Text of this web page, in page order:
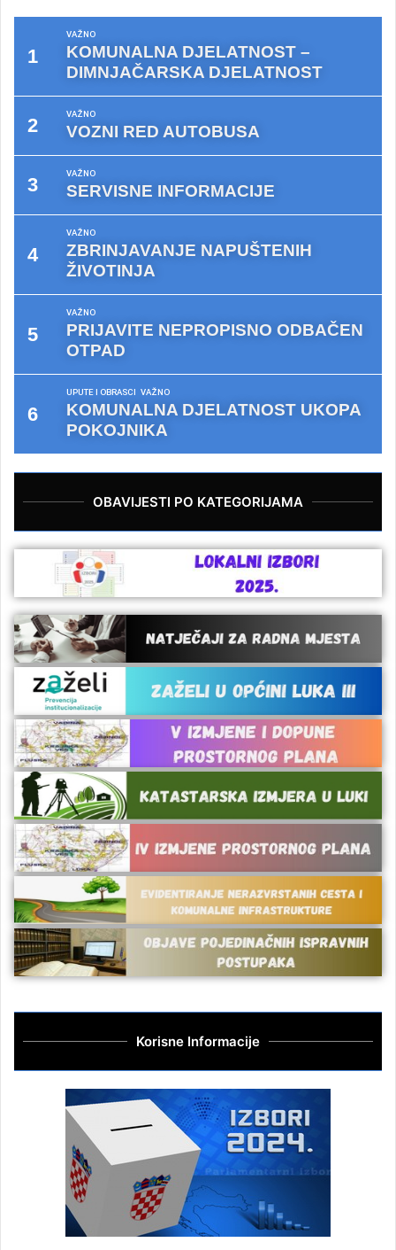
VAŽNO
KOMUNALNA DJELATNOST –
DIMNJAČARSKA DJELATNOST
VAŽNO
VOZNI RED AUTOBUSA
VAŽNO
SERVISNE INFORMACIJE
VAŽNO
ZBRINJAVANJE NAPUŠTENIH
ŽIVOTINJA
VAŽNO
PRIJAVITE NEPROPISNO ODBAČEN
OTPAD
UPUTE I OBRASCI VAŽNO
KOMUNALNA DJELATNOST UKOPA
POKOJNIKA
OBAVIJESTI PO KATEGORIJAMA
Korisne Informacije